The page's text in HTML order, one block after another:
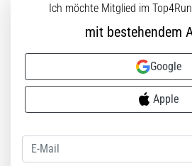
Ich möchte Mitglied im
mit bestehendem
Google
Apple